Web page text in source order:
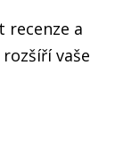
recenze a
vaše